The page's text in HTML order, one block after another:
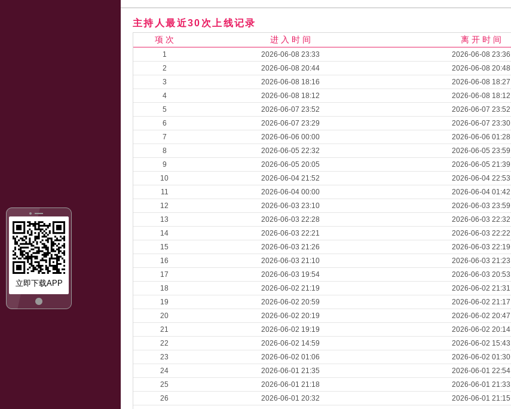
立即下载APP
主持人最近30次上线记录
项 次 进 入 时 间 离 开 时 间
1 2026-06-08 23:33 2026-06-08 23:36
2
2026-06-08 20:44 2026-06-08 20:48
3
2026-06-08 18:16 2026-06-08 18:27
4
2026-06-08 18:12 2026-06-08 18:12
5
2026-06-07 23:52 2026-06-07 23:52
6
2026-06-07 23:29 2026-06-07 23:30
7
2026-06-06 00:00 2026-06-06 01:28
8
2026-06-05 22:32 2026-06-05 23:59
9
2026-06-05 20:05 2026-06-05 21:39
10
2026-06-04 21:52 2026-06-04 22:53
11
2026-06-04 00:00 2026-06-04 01:42
12
2026-06-03 23:10 2026-06-03 23:59
13
2026-06-03 22:28 2026-06-03 22:32
14
2026-06-03 22:21 2026-06-03 22:22
15
2026-06-03 21:26 2026-06-03 22:19
16
2026-06-03 21:10 2026-06-03 21:23
17
2026-06-03 19:54 2026-06-03 20:53
18
2026-06-02 21:19 2026-06-02 21:31
19
2026-06-02 20:59 2026-06-02 21:17
20
2026-06-02 20:19 2026-06-02 20:47
21
2026-06-02 19:19 2026-06-02 20:14
22
2026-06-02 14:59 2026-06-02 15:43
23
2026-06-02 01:06 2026-06-02 01:30
24
2026-06-01 21:35 2026-06-01 22:54
25
2026-06-01 21:18 2026-06-01 21:33
26
2026-06-01 20:32 2026-06-01 21:15